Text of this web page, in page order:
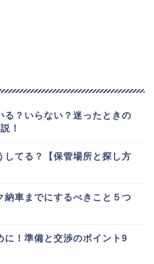
る？いらない？迷ったときの
！
してる？【保管場所と探し方
納車までにするべきこと５つ
に！準備と交渉のポイント9